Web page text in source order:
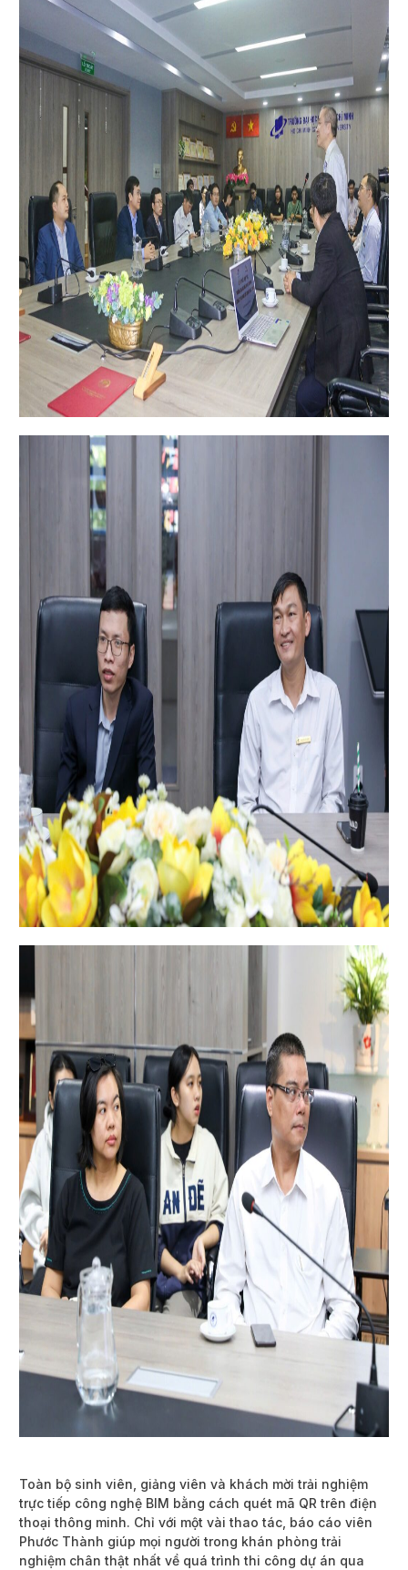
Toàn bộ sinh viên, giảng viên và khách mời trải nghiệm
trực tiếp công nghệ BIM bằng cách quét mã QR trên điện
thoại thông minh. Chỉ với một vài thao tác, báo cáo viên
Phước Thành giúp mọi người trong khán phòng trải
nghiệm chân thật nhất về quá trình thi công dự án qua